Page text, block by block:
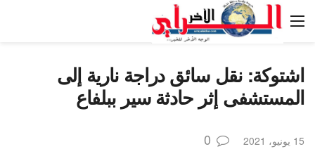
اشتوكة: نقل سائق دراجة نارية إلى
المستشفى إثر حادثة سير ببلفاع
15 يونيو، 2021 0